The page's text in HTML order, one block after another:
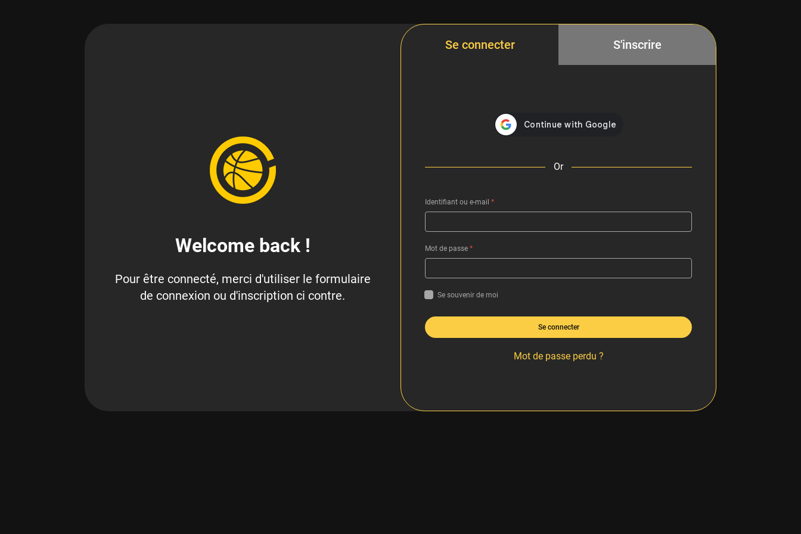
Welcome back !
Pour être connecté, merci d'utiliser le formulaire
de connexion ou d'inscription ci contre.
Se connecter S'inscrire
Or
Identifiant ou e-mail *
Mot de passe *
Se souvenir de moi
Se connecter
Mot de passe perdu ?